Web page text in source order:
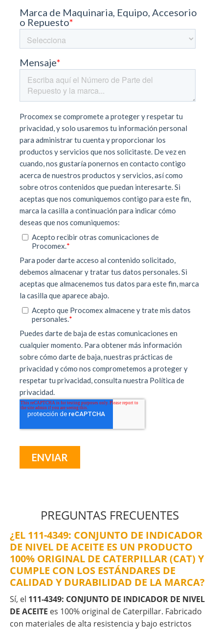
PREGUNTAS FRECUENTES
¿EL 111-4349: CONJUNTO DE INDICADOR
DE NIVEL DE ACEITE ES UN PRODUCTO
100% ORIGINAL DE CATERPILLAR (CAT) Y
CUMPLE CON LOS ESTÁNDARES DE
CALIDAD Y DURABILIDAD DE LA MARCA?
Sí, el 111-4349: CONJUNTO DE INDICADOR DE NIVEL
DE ACEITE es 100% original de Caterpillar. Fabricado
con materiales de alta resistencia y bajo estrictos